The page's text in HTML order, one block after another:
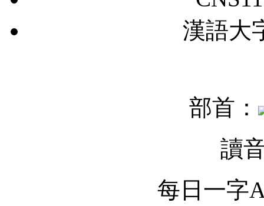
漢語大
部首：
讀
每日一字